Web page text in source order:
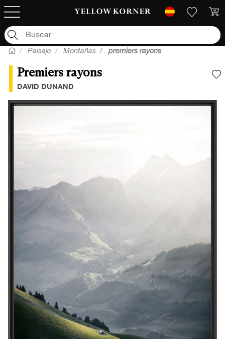
Paisaje Montañas premiers rayons
Premiers rayons
DAVID DUNAND